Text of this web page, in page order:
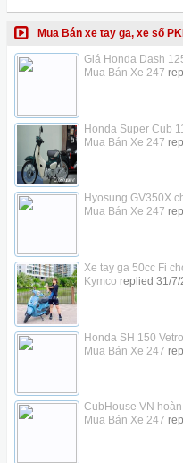
Mua Bán xe tay ga, xe số
Giá Honda Dash
Mua Bán Xe 247
Honda Super Cub
Mua Bán Xe 247
Hyosung GV350X
Mua Bán Xe 247
Xe tay ga 50cc Fi
Kymco replied 31/7/
Honda SH 150
Mua Bán Xe 247
CubHouse VN
Mua Bán Xe 247